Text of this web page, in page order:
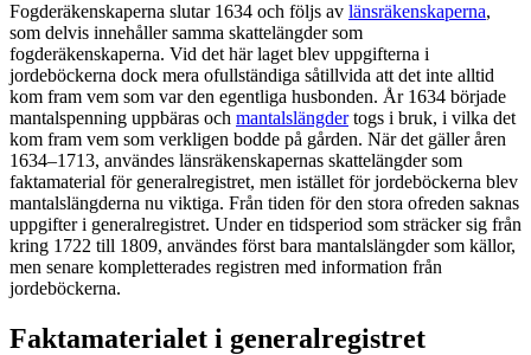
Fogderäkenskaperna slutar 1634 och följs av länsräkenskaperna,
som delvis innehåller samma skattelängder som
fogderäkenskaperna. Vid det här laget blev uppgifterna i
jordeböckerna dock mera ofullständiga såtillvida att det inte alltid
kom fram vem som var den egentliga husbonden. År 1634 började
mantalspenning uppbäras och mantalslängdertogs i bruk, i vilka det
kom fram vem som verkligen bodde på gården. När det gäller åren
1634–1713, användes länsräkenskapernas skattelängder som
faktamaterial för generalregistret, men istället för jordeböckerna blev
mantalslängderna nu viktiga. Från tiden för den stora ofreden saknas
uppgifter i generalregistret. Under en tidsperiod som sträcker sig från
kring 1722 till 1809, användes först bara mantalslängder som källor,
men senare kompletterades registren med information från
jordeböckerna.
Faktamaterialet i generalregistret